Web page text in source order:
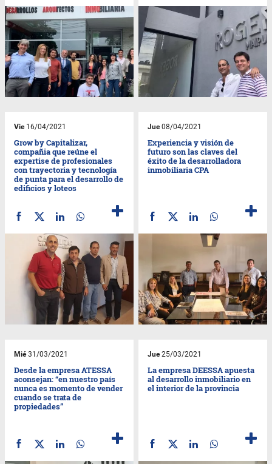
Vie16/04/2021
Grow by Capitalizar,
compañia que reúne el
expertise de profesionales
con trayectoria y tecnología
de punta para el desarrollo de
edificios y loteos
Jue08/04/2021
Experiencia y visión de
futuro son las claves del
éxito de la desarrolladora
inmobiliaria CPA
Mié31/03/2021
Desde la empresa ATESSA
aconsejan: “en nuestro país
nunca es momento de vender
cuando se trata de
propiedades”
Jue25/03/2021
La empresa DEESSA apuesta
al desarrollo inmobiliario en
el interior de la provincia